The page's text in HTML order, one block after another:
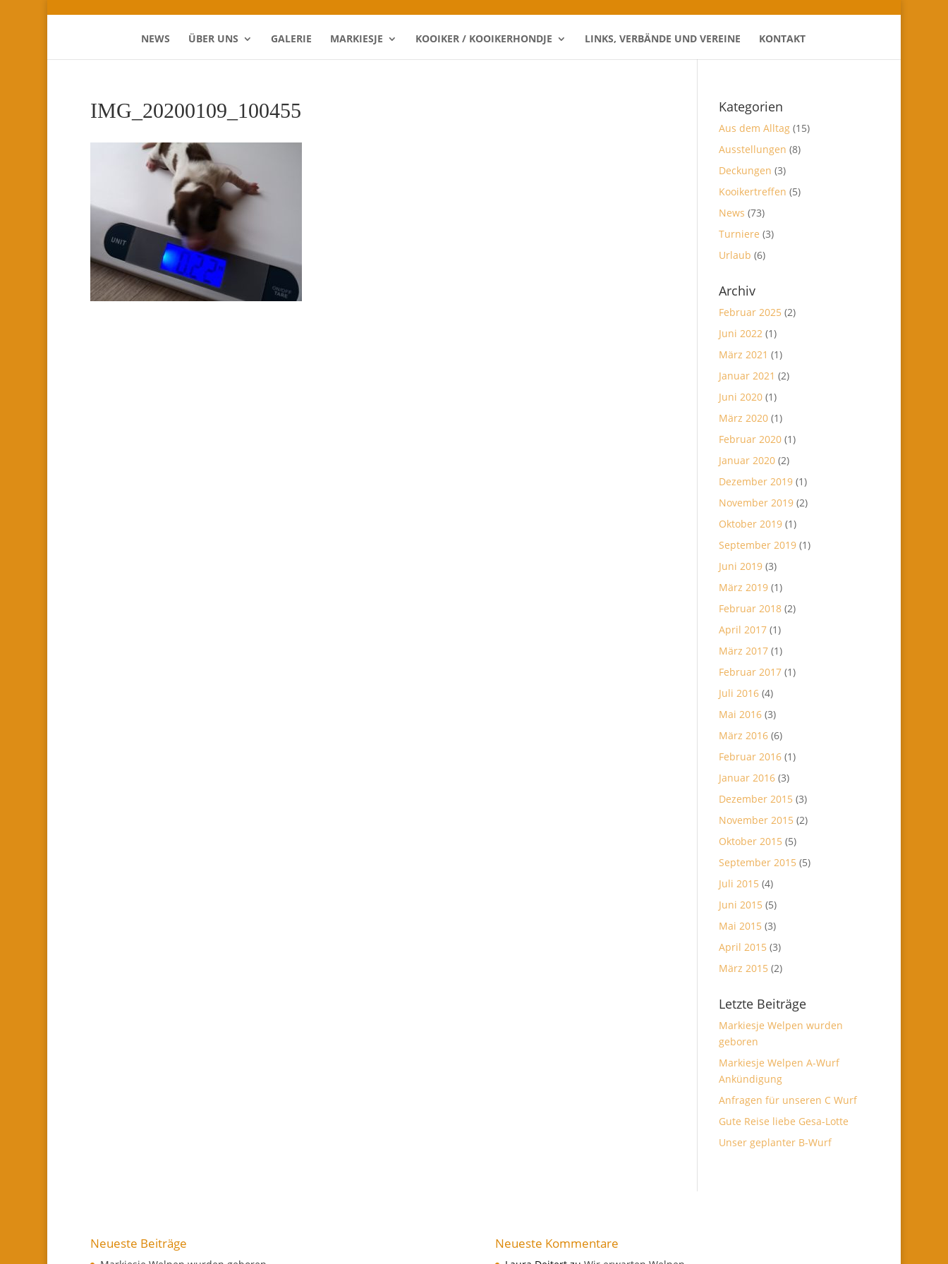
NEWS ÜBER UNS GALERIE MARKIESJE KOOIKER / KOOIKERHONDJE LINKS, VERBÄNDE UND VEREINE KONTAKT
IMG_20200109_100455 Kategorien
Aus dem Alltag (15)
Ausstellungen (8)
Deckungen (3)
Kooikertreffen (5)
News (73)
Turniere (3)
Urlaub (6)
Archiv
Februar 2025 (2)
Juni 2022 (1)
März 2021 (1)
Januar 2021 (2)
Juni 2020 (1)
März 2020 (1)
Februar 2020 (1)
Januar 2020 (2)
Dezember 2019 (1)
November 2019 (2)
Oktober 2019 (1)
September 2019 (1)
Juni 2019 (3)
März 2019 (1)
Februar 2018 (2)
April 2017 (1)
März 2017 (1)
Februar 2017 (1)
Juli 2016 (4)
Mai 2016 (3)
März 2016 (6)
Februar 2016 (1)
Januar 2016 (3)
Dezember 2015 (3)
November 2015 (2)
Oktober 2015 (5)
September 2015 (5)
Juli 2015 (4)
Juni 2015 (5)
Mai 2015 (3)
April 2015 (3)
März 2015 (2)
Letzte Beiträge
Markiesje Welpen wurden
geboren
Markiesje Welpen A-Wurf
Ankündigung
Anfragen für unseren C Wurf
Gute Reise liebe Gesa-Lotte
Unser geplanter B-Wurf
Neueste Beiträge Neueste Kommentare